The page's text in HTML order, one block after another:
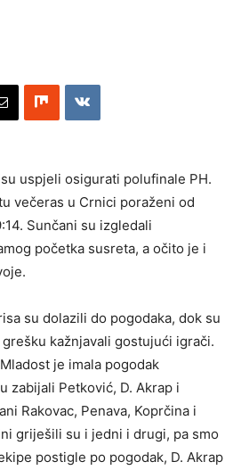
uspjeli osigurati polufinale PH.
večeras u Crnici poraženi od
Sunčani su izgledali
početka susreta, a očito je i
su dolazili do pogodaka, dok su
kažnjavali gostujući igrači.
je imala pogodak
zabijali Petković, D. Akrap i
Rakovac, Penava, Koprčina i
griješili su i jedni i drugi, pa smo
postigle po pogodak, D. Akrap